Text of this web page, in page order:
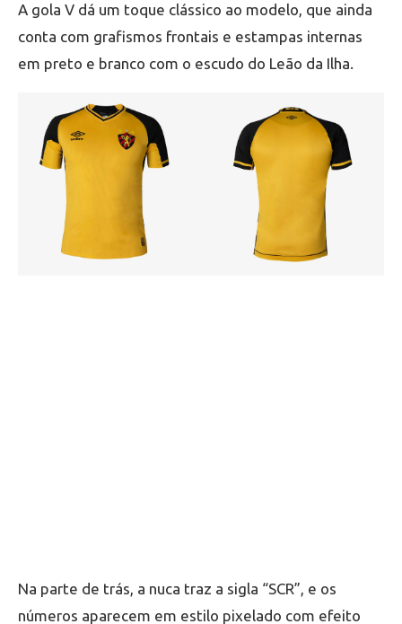
A gola V dá um toque clássico ao modelo, que ainda
conta com grafismos frontais e estampas internas
em preto e branco com o escudo do Leão da Ilha.
Na parte de trás, a nuca traz a sigla “SCR”, e os
números aparecem em estilo pixelado com efeito